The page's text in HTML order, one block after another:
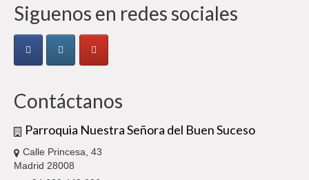
Siguenos en redes sociales
Contáctanos
Parroquia Nuestra Señora del Buen Suceso
Calle Princesa, 43
Madrid 28008